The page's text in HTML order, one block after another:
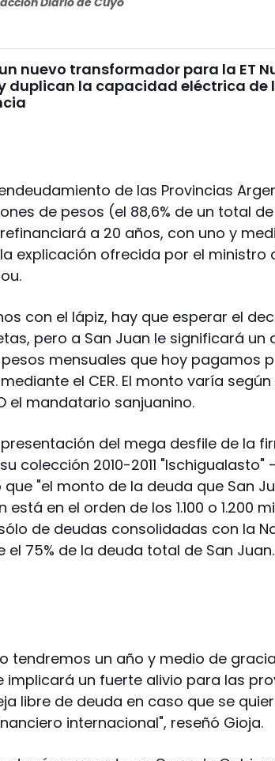
nuevo transformador para la ET
duplican la capacidad eléctrica de
de las Provincias
de pesos (el 88,6% de un total de
a 20 años, con uno y
explicación ofrecida por el ministro
con el lápiz, hay que esperar el
pero a San Juan le significará un
pesos mensuales que hoy pagamos
el CER. El monto varía según
el mandatario sanjuanino.
del mega desfile de la
colección 2010-2011 "Ischigualasto"
"el monto de la deuda que San
en el orden de los 1.100 o 1.200
de deudas consolidadas con la
75% de la deuda total de San Juan.
tendremos un año y medio de
implicará un fuerte alivio para las
libre de deuda en caso que se
internacional", reseñó Gioja.